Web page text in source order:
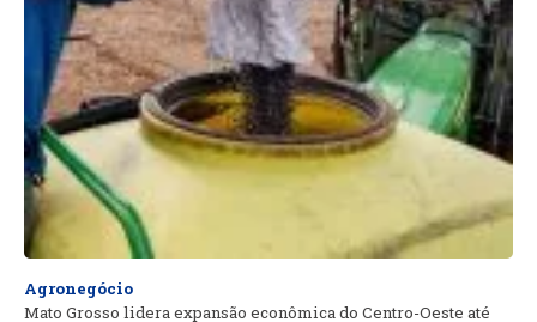
Agronegócio
Mato Grosso lidera expansão econômica do Centro-Oeste até